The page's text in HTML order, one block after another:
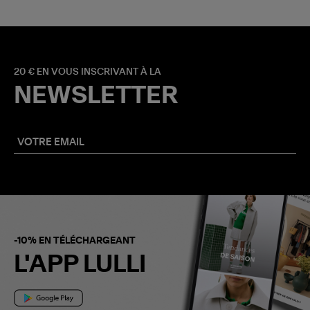
20 € EN VOUS INSCRIVANT À LA
NEWSLETTER
-10% EN TÉLÉCHARGEANT
L'APP LULLI